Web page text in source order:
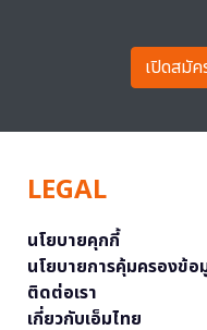
เปิดสมั
LEGAL
นโยบายคุกกี้
นโยบายการคุ้มครองข้
ติดต่อเรา
เกี่ยวกับเอ็มไทย